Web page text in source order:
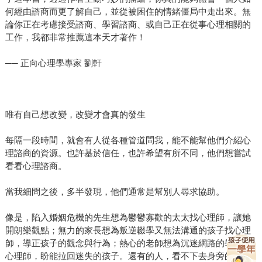
何經由諮商而更了解自己，並從被困住的情緒僵局中走出來。無
論你正在考慮接受諮商、學習諮商、或自己正在從事心理相關的
工作，我都非常推薦這本天才著作！
── 正向心理學專家 劉軒
唯有自己想改變，改變才會真的發生
每隔一段時間，就會有人從各種管道問我，能不能幫他們介紹心
理諮商的資源。也許基於信任，也許希望有所不同，他們想嘗試
看看心理諮商。
當我細問之後，多半發現，他們通常是幫別人尋求協助。
像是，陷入婚姻危機的先生想為鬱鬱寡歡的太太找心理師，讓她
開朗樂觀點；無力的家長想為叛逆輟學又無法溝通的孩子找心理
師，導正孩子的觀念與行為；熱心的老師想為沉迷網路的學生找
心理師，盼能拉回迷失的孩子。還有的人，看不下去身旁的朋友